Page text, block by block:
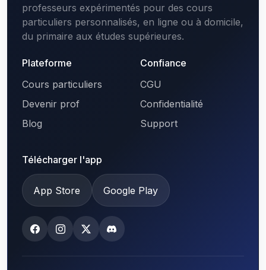
professeurs expérimentés pour des cours
particuliers personnalisés, en ligne ou à domicile,
du primaire aux études supérieures.
Plateforme
Cours particuliers
Devenir prof
Blog
Confiance
CGU
Confidentialité
Support
Télécharger l'app
App Store Google Play